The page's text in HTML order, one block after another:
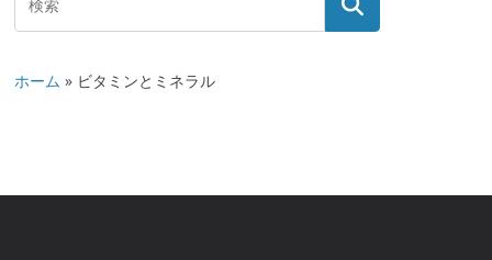
ホーム » ビタミンとミネラル